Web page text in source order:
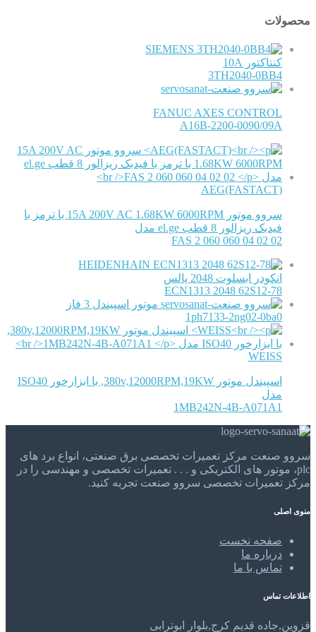
محصولات
SIEMENS
کنتاکتور 10A
3TH2040-0BB4
FANUC AXES CONTROL
A16B-2200-0090/09A
AEG(FASTACT)
سروو موتور 15A 200V AC 1.68KW 6000RPM با ترمز با
فیدبک ریزالور 8 قطب el.ge مدل
FAS 2 060 060 04 02 02
HEIDENHAIN
انکودر ابسلوت 2048 پالس
ECN1313 2048 62S12-78
موتور اسپیندل 3 فاز
1ph7133-2ng02-0ba0
WEISS
اسپیندل موتور 380v,12000RPM,19KW, با ابزارخور ISO40
مدل
1MB242N-4B-A071A1
سروو صنعت مرکز تعمیرات تخصصی برق صنعتی، انواع برد های
plc، موتور های الکتریکی و . . . تعمیرات تخصصی و مهندسی را در
مرکز تعمیرات تخصصی سروو صنعت تجربه کنید.
منوی اصلی
صفحه نخست
درباره ما
تماس با ما
اطلاعات تماس
قزوین,جاده قدیم کرج,بلوار ابوترابی